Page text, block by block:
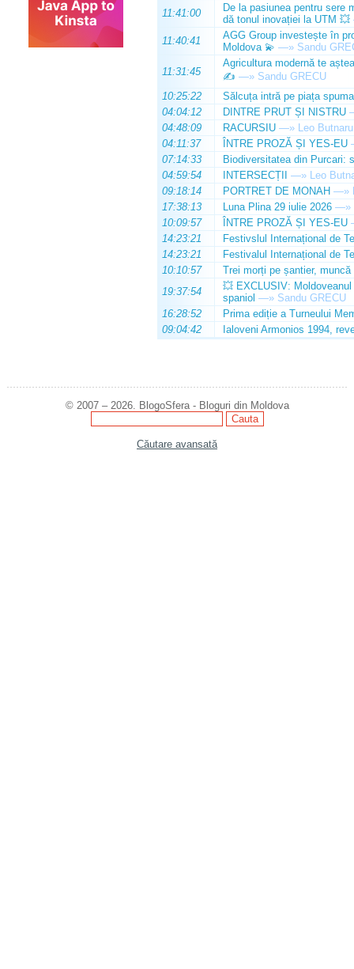
11:41:00
De la pasiunea pentru sere
dă tonul inovației la UTM 💥
11:40:41
AGG Group investește în
Moldova 💫 —» Sandu
11:31:45
Agricultura modernă te
✍️ —» Sandu GRECU
10:25:22
Sălcuța intră pe piața
04:04:12
DINTRE PRUT ȘI NISTRU
04:48:09
RACURSIU —» Leo Butnaru
04:11:37
ÎNTRE PROZĂ ȘI YES-EU
07:14:33
Biodiversitatea din Purcari:
04:59:54
INTERSECȚII —» Leo
09:18:14
PORTRET DE MONAH —»
17:38:13
Luna Plina 29 iulie 2026 —»
10:09:57
ÎNTRE PROZĂ ȘI YES-EU
14:23:21
Festivslul Internațional de
14:23:21
Festivalul Internațional de
10:10:57
Trei morți pe șantier, muncă
19:37:54
💥 EXCLUSIV:
spaniol —» Sandu GRECU
16:28:52
Prima ediție a Turneului
09:04:42
Ialoveni Armonios 1994,
© 2007 – 2026. BlogoSfera - Bloguri din Moldova
Căutare avansată